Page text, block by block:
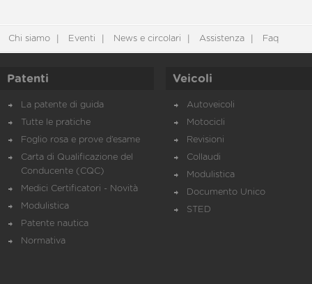
Chi siamo Eventi News e circolari Assistenza Faq
Patenti
La patente di guida
Tutte le pratiche
Foglio rosa e prove d’esame
Carta di Qualificazione del
Conducente (CQC)
Medici Certificatori - Novità
Modulistica
Patente nautica
Normativa
Veicoli
Autoveicoli
Motocicli
Revisioni
Collaudi
Modulistica
Documento Unico
STED